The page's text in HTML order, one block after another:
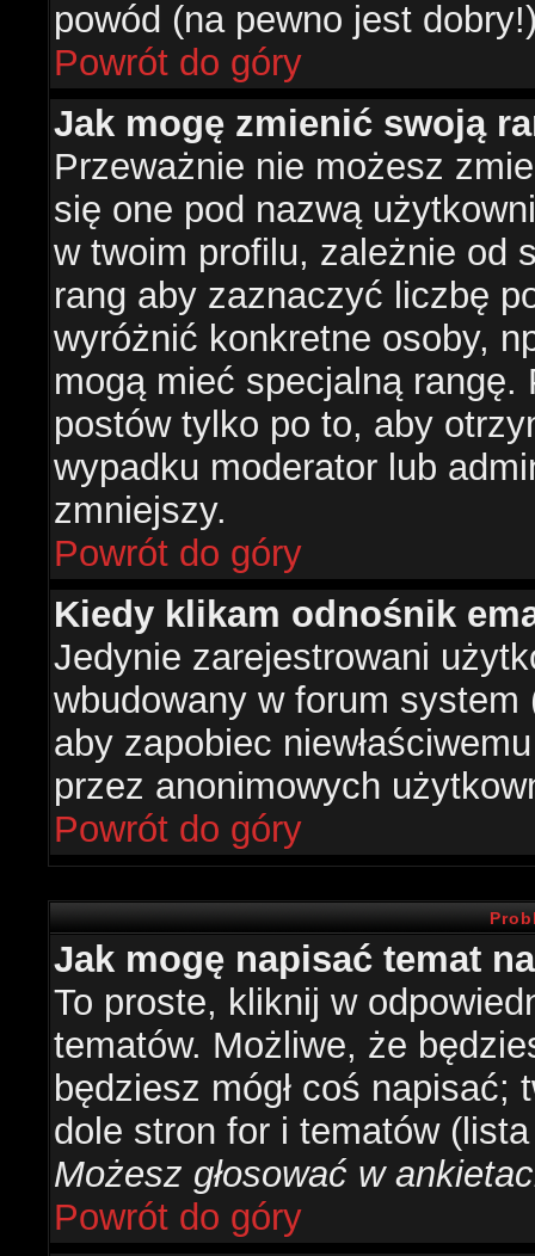
powód (na pewno jest
Powrót do góry
Jak mogę zmienić swoją
Przeważnie nie możesz
się one pod nazwą
w twoim profilu, zależnie od
rang aby zaznaczyć liczbę
wyróżnić konkretne osoby,
mogą mieć specjalną
postów tylko po to, aby
wypadku moderator lub
zmniejszy.
Powrót do góry
Kiedy klikam odnośnik
Jedynie zarejestrowani
wbudowany w forum system
aby zapobiec
przez anonimowych
Powrót do góry
Jak mogę napisać temat
To proste, kliknij w
tematów. Możliwe, że
będziesz mógł coś
dole stron for i tematów
Możesz głosować w
Powrót do góry